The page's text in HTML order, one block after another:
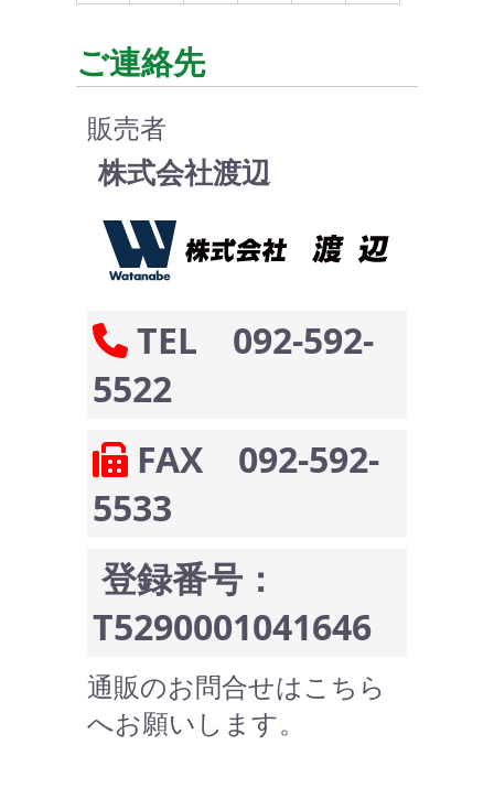
ご連絡先
販売者
株式会社渡辺
TEL 092-592-
5522
FAX 092-592-
5533
登録番号：
T5290001041646
通販のお問合せはこちら
へお願いします。